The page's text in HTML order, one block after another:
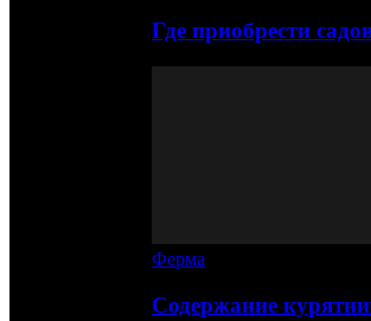
Где приобрести
Ферма
Содержание